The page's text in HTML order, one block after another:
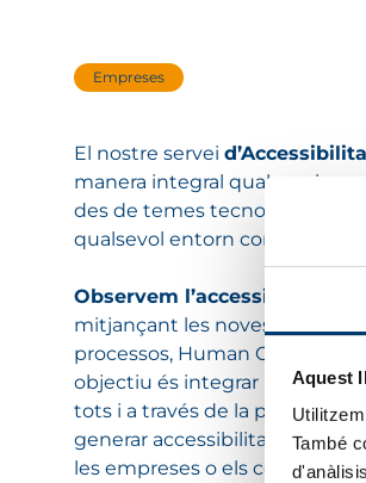
Aquest
També
Empreses
El nostre servei
manera integral qualsevol
des de temes tecnològics fins
qualsevol entorn construït.
Observem l’accessibilitat en
mitjançant les noves
processos, Human City, entre
objectiu és integrar persones
tots i a través de la promoció
generar accessibilitat en
les empreses o els complexos